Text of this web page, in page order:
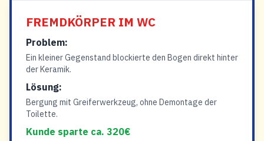
FREMDKÖRPER IM WC
Problem:
Ein kleiner Gegenstand blockierte den Bogen direkt hinter
der Keramik.
Lösung:
Bergung mit Greiferwerkzeug, ohne Demontage der
Toilette.
Kunde sparte ca. 320€